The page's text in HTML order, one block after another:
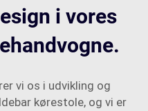
i vores
vi os i udvikling og
kørestole, og vi er